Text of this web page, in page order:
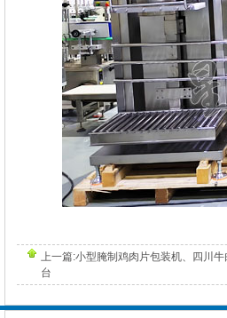
上一篇:小型腌制鸡肉片包装机、四川
台